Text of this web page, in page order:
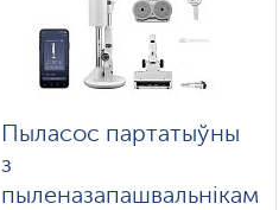
Пыласос партатыўны
з
пыленазапашвальнікам